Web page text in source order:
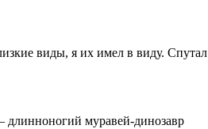
виды, я их имел в виду.
длинноногий муравей-динозавр